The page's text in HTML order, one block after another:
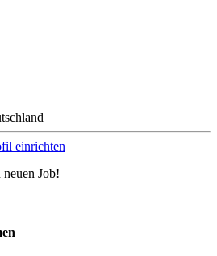
einrichten
Job!